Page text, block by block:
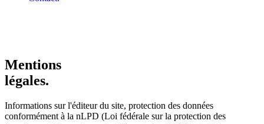
Mentions
légales.
Informations sur l'éditeur du site, protection des données
conformément à la nLPD (Loi fédérale sur la protection des